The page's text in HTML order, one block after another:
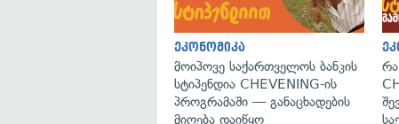
ეკონომიკა
მოიპოვე საქართველოს ბანკის
სტიპენდია CHEVENING-ის
პროგრამაში — განაცხადების
მიღება დაიწყო